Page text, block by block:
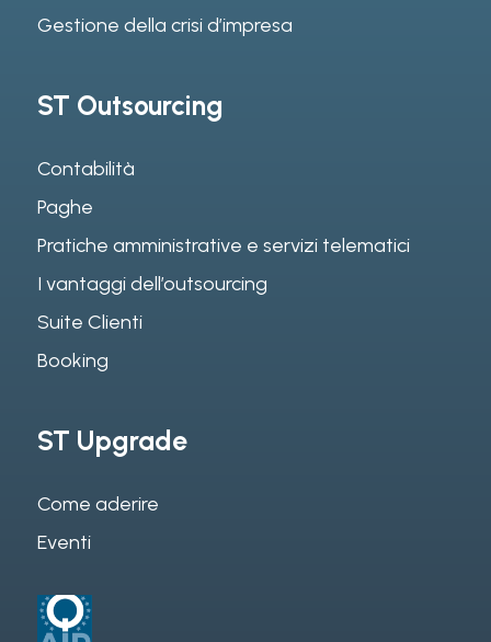
Gestione della crisi d’impresa
ST Outsourcing
Contabilità
Paghe
Pratiche amministrative e servizi telematici
I vantaggi dell’outsourcing
Suite Clienti
Booking
ST Upgrade
Come aderire
Eventi